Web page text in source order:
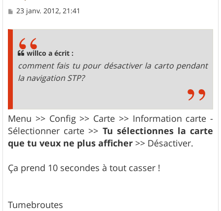
M
23 janv. 2012, 21:41
willco a écrit :
comment fais tu pour désactiver la carto pendant
la navigation STP?
Menu >> Config >> Carte >> Information carte -
Sélectionner carte >> Tu sélectionnes la carte
que tu veux ne plus afficher >> Désactiver.
Ça prend 10 secondes à tout casser !
Tumebroutes